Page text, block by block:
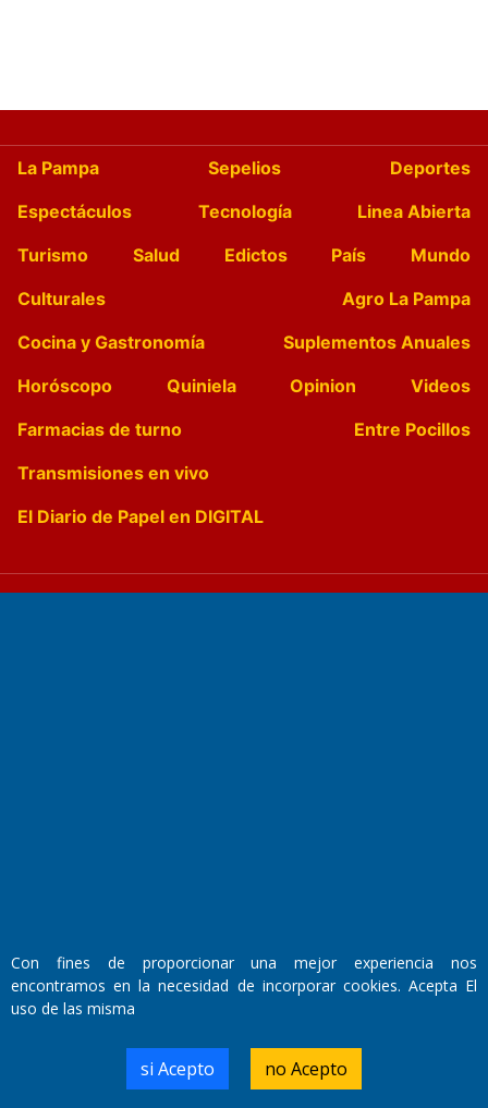
La Pampa Sepelios
Deportes
Espectáculos
Tecnología
Linea Abierta
Turismo
Salud Edictos País
Mundo
Culturales
Agro La Pampa
Cocina y Gastronomía
Suplementos Anuales
Horóscopo
Quiniela Opinion
Videos
Farmacias de turno
Entre Pocillos
Transmisiones en vivo
El Diario de Papel en DIGITAL
Santa Rosa, La Pampa.
Número de Registro DNDA:
RL-2019-55551274-APN-DNDA#MJ
Con fines de proporcionar una mejor experiencia nos
encontramos en la necesidad de incorporar cookies. Acepta El
uso de las misma
si Acepto no Acepto